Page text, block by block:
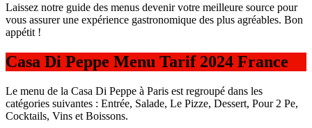
Laissez notre guide des menus devenir votre meilleure source pour
vous assurer une expérience gastronomique des plus agréables. Bon
appétit !
Casa Di Peppe Menu Tarif 2024 France
Le menu de la Casa Di Peppe à Paris est regroupé dans les
catégories suivantes : Entrée, Salade, Le Pizze, Dessert, Pour 2 Pe,
Cocktails, Vins et Boissons.